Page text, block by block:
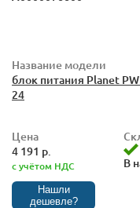
Название модели
блок питания Planet
24
Цена
4 191 р.
с учётом НДС
Нашли
дешевле?
В